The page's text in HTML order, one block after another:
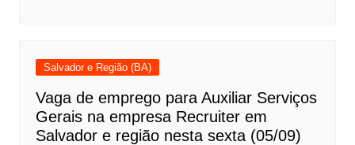
Salvador e Região (BA)
Vaga de emprego para Auxiliar Serviços
Gerais na empresa Recruiter em
Salvador e região nesta sexta (05/09)